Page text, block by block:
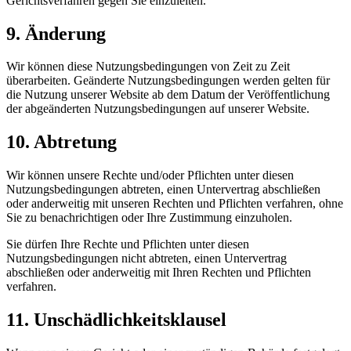
9. Änderung
Wir können diese Nutzungsbedingungen von Zeit zu Zeit
überarbeiten. Geänderte Nutzungsbedingungen werden gelten für
die Nutzung unserer Website ab dem Datum der Veröffentlichung
der abgeänderten Nutzungsbedingungen auf unserer Website.
10. Abtretung
Wir können unsere Rechte und/oder Pflichten unter diesen
Nutzungsbedingungen abtreten, einen Untervertrag abschließen
oder anderweitig mit unseren Rechten und Pflichten verfahren, ohne
Sie zu benachrichtigen oder Ihre Zustimmung einzuholen.
Sie dürfen Ihre Rechte und Pflichten unter diesen
Nutzungsbedingungen nicht abtreten, einen Untervertrag
abschließen oder anderweitig mit Ihren Rechten und Pflichten
verfahren.
11. Unschädlichkeitsklausel